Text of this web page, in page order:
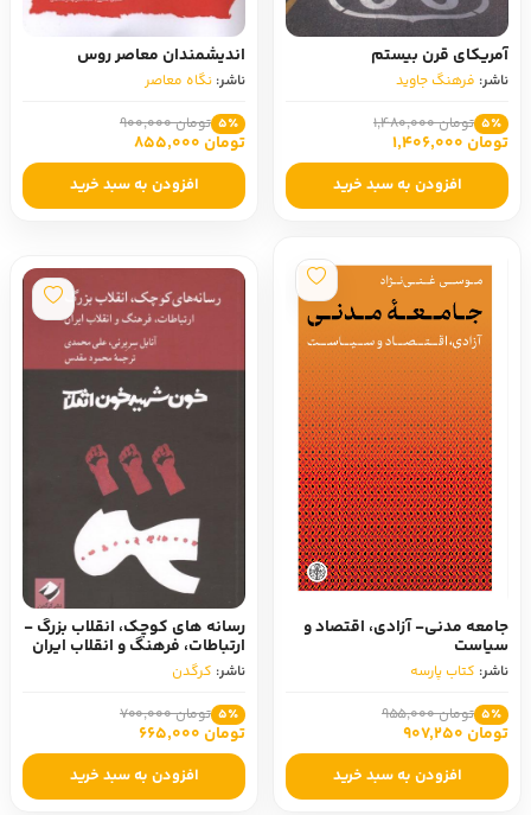
آمریکای قرن بیستم
ناشر: فرهنگ جاوید
5٪ تومان 1,480,000
تومان 1,406,000
افزودن به سبد خرید
اندیشمندان معاصر روس
ناشر: نگاه معاصر
5٪ تومان 900,000
تومان 855,000
افزودن به سبد خرید
جامعه مدنی- آزادی، اقتصاد و
سیاست
ناشر: کتاب پارسه
5٪ تومان 955,000
تومان 907,250
افزودن به سبد خرید
رسانه های کوچک، انقلاب بزرگ -
ارتباطات، فرهنگ و انقلاب ایران
ناشر: کرگدن
5٪ تومان 700,000
تومان 665,000
افزودن به سبد خرید